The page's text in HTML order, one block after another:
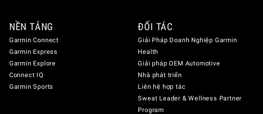
NỀN TẢNG
Garmin Connect
Garmin Express
Garmin Explore
Connect IQ
Garmin Sports
ĐỐI TÁC
Giải Pháp Doanh Nghiệp Garmin
Health
Giải pháp OEM Automotive
Nhà phát triển
Liên hệ hợp tác
Sweat Leader & Wellness Partner
Program